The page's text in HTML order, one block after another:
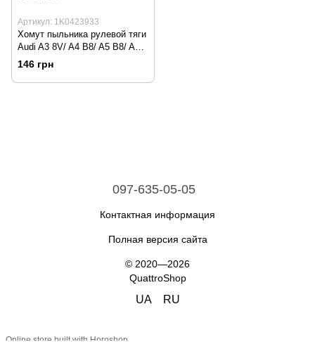
Артикул: 1K0423933
Хомут пыльника рулевой тяги
Audi A3 8V/ A4 B8/ A5 B8/ A6
С8/ Q3 8U/ Q7 4M/ Q8 4M Audi
/ A3 / A3 8P / A3 8V / A4 / A4
B8 / A4 B9 / A5 / A5 B8 / A6 /
146 грн
097-635-05-05
Контактная информация
Полная версия сайта
© 2020—2026
QuattroShop
UA RU